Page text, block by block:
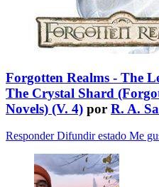
Forgotten Realms - The
The Crystal Shard
Novels) (V. 4) por R. A.
Responder Difundir estado Me